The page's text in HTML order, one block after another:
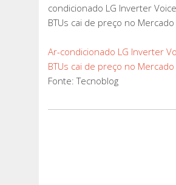
condicionado LG Inverter
BTUs cai de preço no Mercado
Ar-condicionado LG Inverter
BTUs cai de preço no Mercado
Fonte: Tecnoblog